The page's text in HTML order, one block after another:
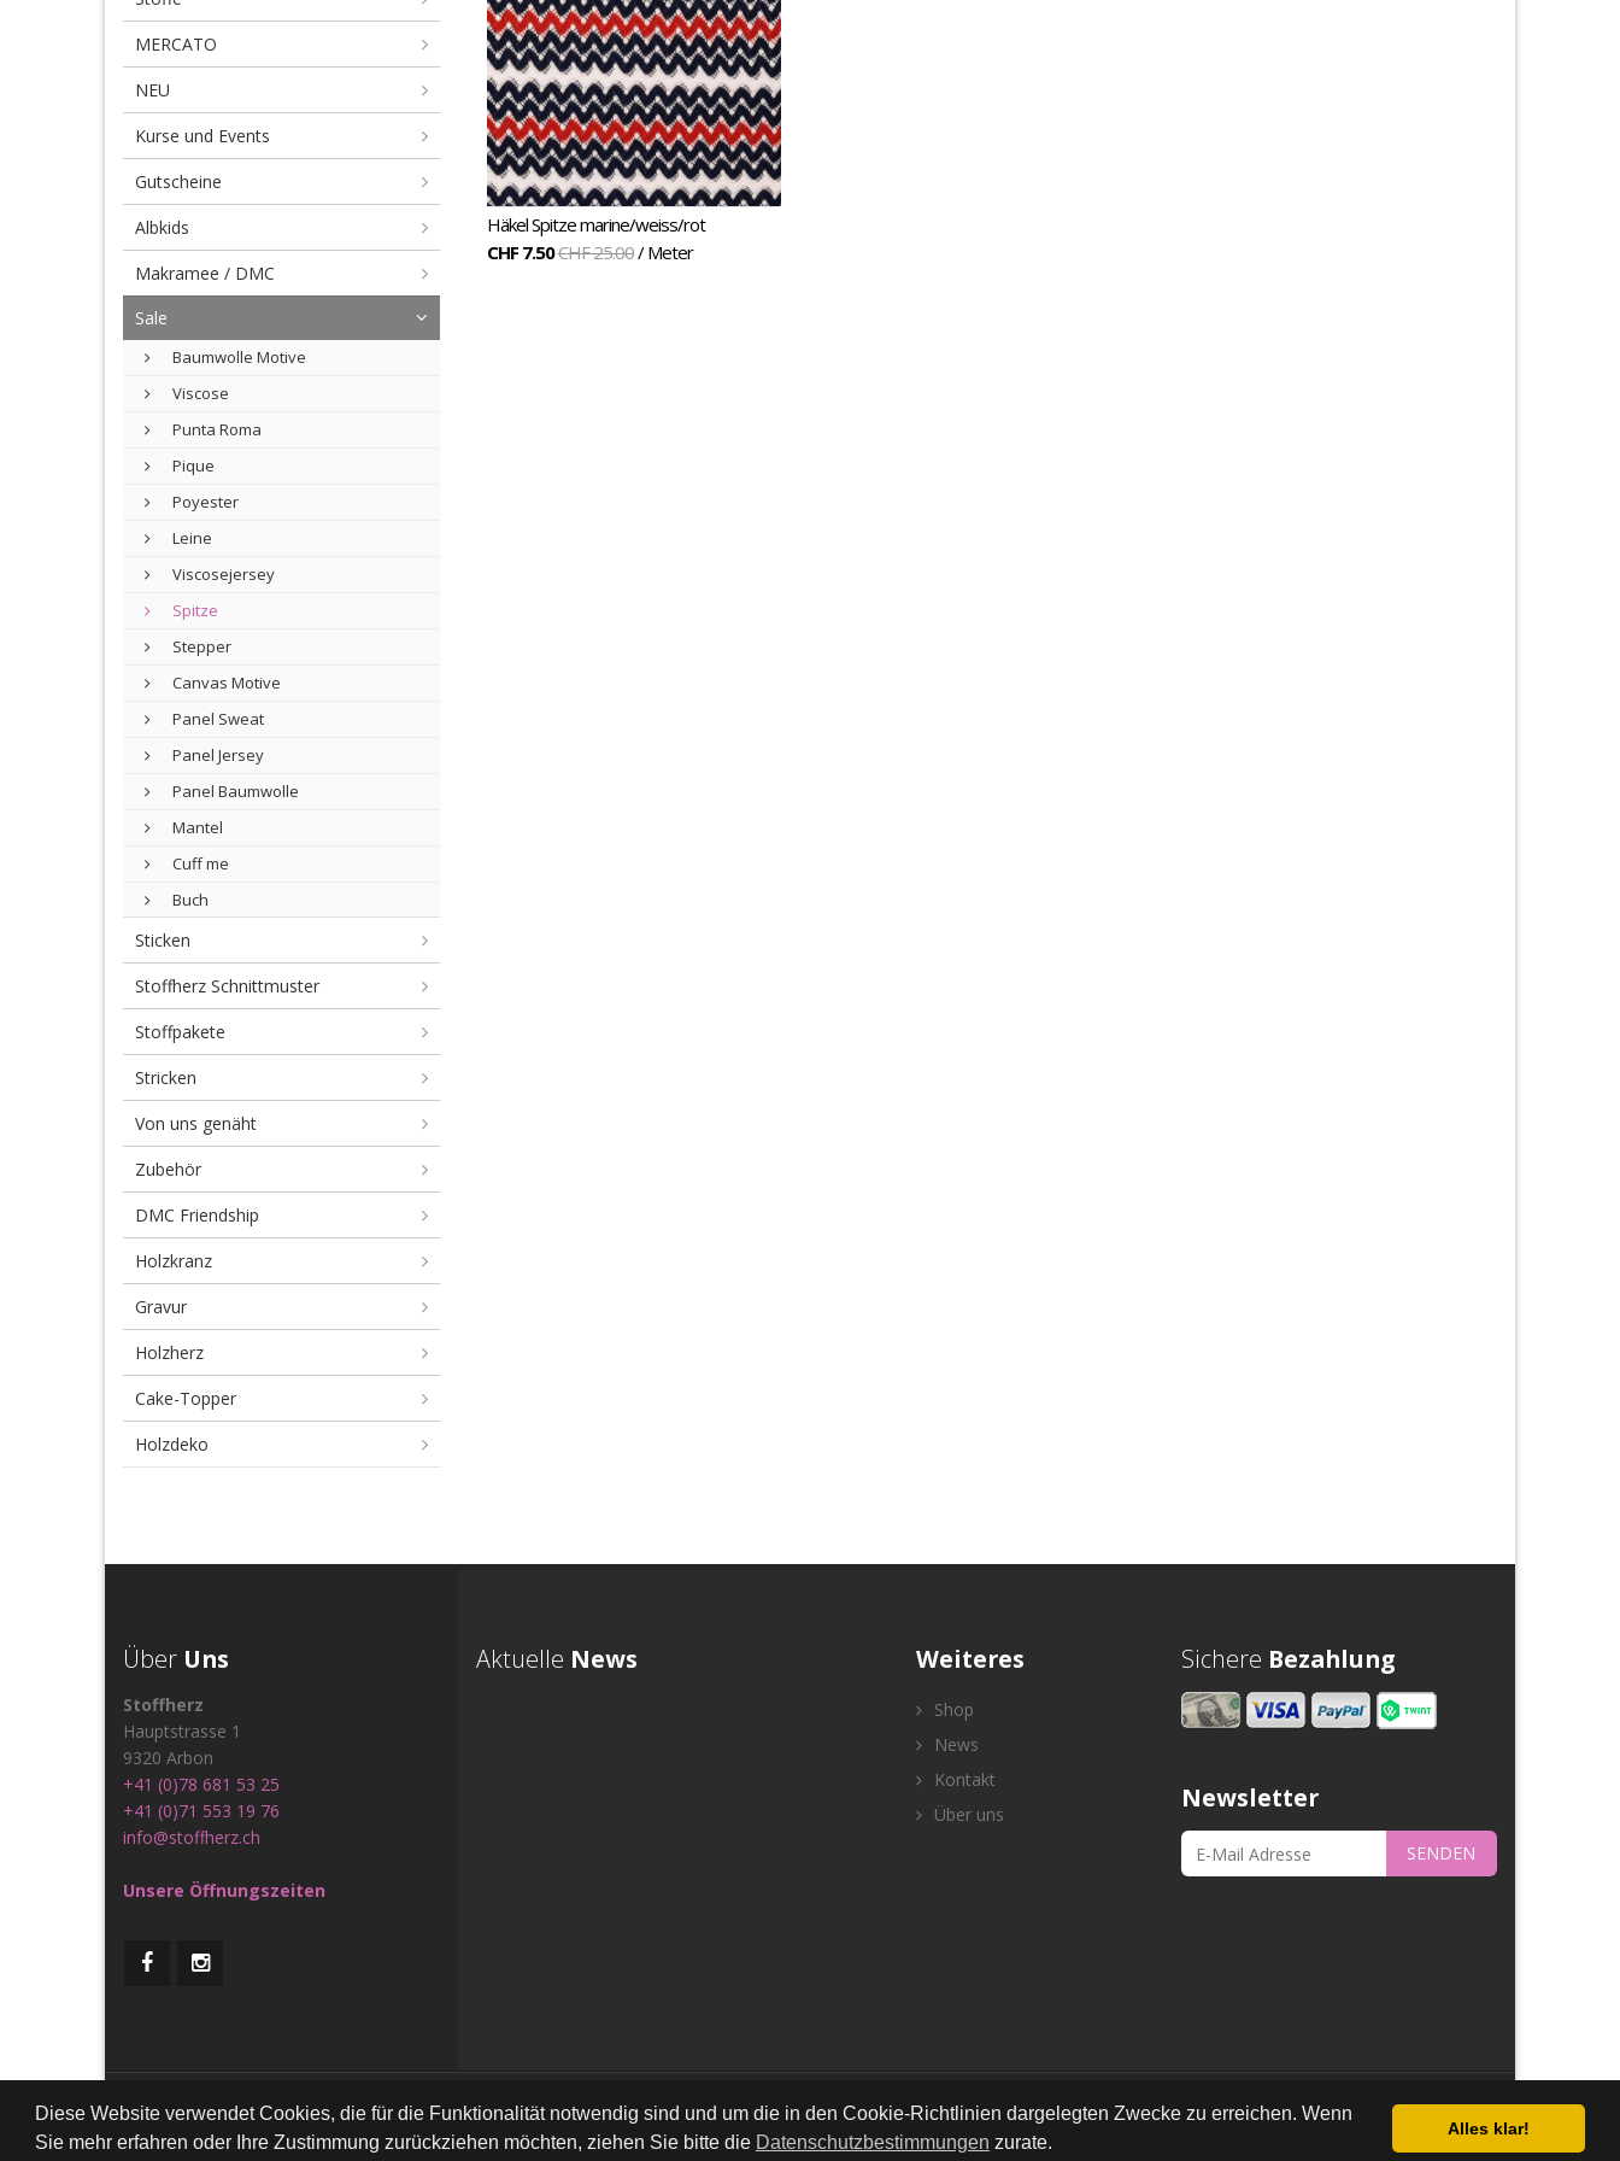
Diese Website verwendet Cookies, die für die Funktionalität notwendig sind und um die in den Cookie-Richtlinien dargelegten Zwecke zu erreichen. Wenn
Sie mehr erfahren oder Ihre Zustimmung zurückziehen möchten, ziehen Sie bitte die Datenschutzbestimmungen zurate.
Alles klar!
MERCATO
NEU
Kurse und Events
Gutscheine
Albkids
Makramee / DMC
Sale
Baumwolle Motive
Viscose
Punta Roma
Pique
Poyester
Leine
Viscosejersey
Spitze
Stepper
Canvas Motive
Panel Sweat
Panel Jersey
Panel Baumwolle
Mantel
Cuff me
Buch
Sticken
Stoffherz Schnittmuster
Stoffpakete
Stricken
Von uns genäht
Zubehör
DMC Friendship
Holzkranz
Gravur
Holzherz
Cake-Topper
Holzdeko
Häkel Spitze marine/weiss/rot
CHF 7.50CHF 25.00/ Meter
Über Uns
Stoffherz
Hauptstrasse 1
9320 Arbon
+41 (0)78 681 53 25
+41 (0)71 553 19 76
info@stoffherz.ch
Unsere Öffnungszeiten
Aktuelle News Weiteres
Shop
News
Kontakt
Über uns
Sichere Bezahlung
Newsletter
SENDEN
All Right Reserved © Stoffherz Newsletter •AGB•Impressum •Versand•Kontakt•Datenschutz